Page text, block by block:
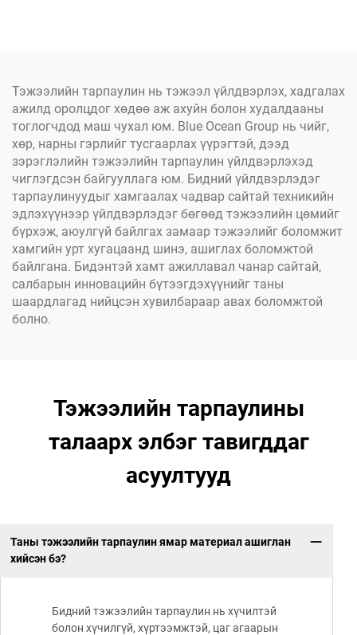
Тэжээлийн тарпаулин нь тэжээл үйлдвэрлэх, хадгалах
ажилд оролцдог хөдөө аж ахуйн болон худалдааны
тоглогчдод маш чухал юм. Blue Ocean Group нь чийг,
хөр, нарны гэрлийг тусгаарлах үүрэгтэй, дээд
зэрэглэлийн тэжээлийн тарпаулин үйлдвэрлэхэд
чиглэгдсэн байгууллага юм. Бидний үйлдвэрлэдэг
тарпаулинуудыг хамгаалах чадвар сайтай техникийн
эдлэхүүнээр үйлдвэрлэдэг бөгөөд тэжээлийн цөмийг
бүрхэж, аюулгүй байлгах замаар тэжээлийг боломжит
хамгийн урт хугацаанд шинэ, ашиглах боломжтой
байлгана. Бидэнтэй хамт ажиллавал чанар сайтай,
салбарын инновацийн бүтээгдэхүүнийг таны
шаардлагад нийцсэн хувилбараар авах боломжтой
болно.
Тэжээлийн тарпаулины
талаарх элбэг тавигддаг
асуултууд
Таны тэжээлийн тарпаулин ямар материал ашиглан
хийсэн бэ?
Бидний тэжээлийн тарпаулин нь хүчилтэй
болон хүчилгүй, хүртээмжтэй, цаг агаарын